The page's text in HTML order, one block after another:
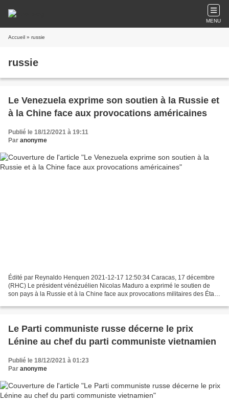
MENU
Accueil » russie
russie
Le Venezuela exprime son soutien à la Russie et
à la Chine face aux provocations américaines
Publié le 18/12/2021 à 19:11
Par anonyme
Édité par Reynaldo Henquen 2021-12-17 12:50:34 Caracas, 17 décembre
(RHC) Le président vénézuélien Nicolas Maduro a exprimé le soutien de
son pays à la Russie et à la Chine face aux provocations militaires des États-
Le Parti communiste russe décerne le prix
Lénine au chef du parti communiste vietnamien
Publié le 18/12/2021 à 01:23
Par anonyme